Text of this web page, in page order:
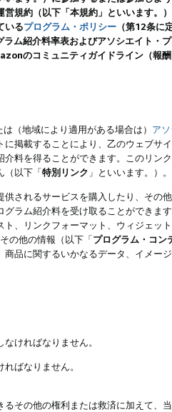
規約（以下「本規約」といいます。
いるプログラム・ポリシー （第12条に
ム紹介料率表およびアソシエイト・
のコミュニティガイドライン（報
（地域により適用がある場合は） ア
に掲載することにより、乙のウェブサ
介料を得ることができます。このリン
（以下「特別リンク 」といいます。）。
されるサービスを購入したり、その他
ラム紹介料を受け取ることができま
、リンクフォーマット、ウィジェッ
の他の情報（以下「プログラム・コン
品に関するいかなるデータ、イメー
ければなりません。
ばなりません。
その他の権利または救済に加えて、